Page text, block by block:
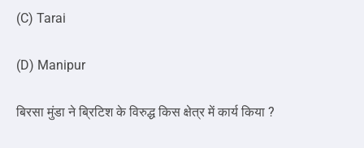
(C) Tarai
(D) Manipur
बिरसा मुंडा ने ब्रिटिश के विरुद्ध किस क्षेत्र में कार्य किया ?